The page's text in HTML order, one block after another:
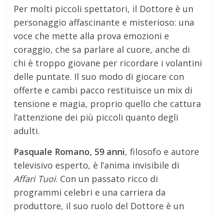
Per molti piccoli spettatori, il Dottore è un
personaggio affascinante e misterioso: una
voce che mette alla prova emozioni e
coraggio, che sa parlare al cuore, anche di
chi è troppo giovane per ricordare i volantini
delle puntate. Il suo modo di giocare con
offerte e cambi pacco restituisce un mix di
tensione e magia, proprio quello che cattura
l’attenzione dei più piccoli quanto degli
adulti.
Pasquale Romano, 59 anni, filosofo e autore
televisivo esperto, è l’anima invisibile di
Affari Tuoi. Con un passato ricco di
programmi celebri e una carriera da
produttore, il suo ruolo del Dottore è un